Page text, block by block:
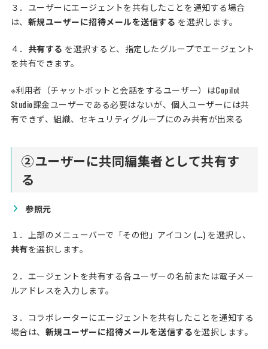
３．ユーザーにエージェントを共有したことを通知する場合
は、 新規ユーザーに招待メールを送信する を選択します。
４． 共有する を選択すると、指定したグループでエージェント
を共有できます。
※利用者（チャットボットと会話をするユーザー）はCopilot
Studio課金ユーザーである必要はないが、個人ユーザーには共
有できず、組織、セキュリティグループにのみ共有が出来る
②ユーザーに共同編集者として共有す
る
参照元
１．上部のメニューバーで「その他」アイコン (…) を選択し、
共有を選択します。
２．エージェントを共有する各ユーザーの名前または電子メー
ルアドレスを入力します。
３．コラボレーターにエージェントを共有したことを通知する
場合は、 新規ユーザーに招待メールを送信するを選択します。